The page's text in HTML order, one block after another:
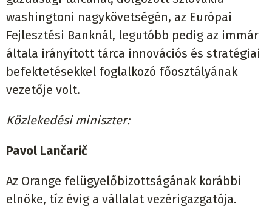
washingtoni nagykövetségén, az Európai
Fejlesztési Banknál, legutóbb pedig az immár
általa irányított tárca innovációs és stratégiai
befektetésekkel foglalkozó főosztályának
vezetője volt.
Közlekedési miniszter:
Pavol Lančarič
Az Orange felügyelőbizottságának korábbi
elnöke, tíz évig a vállalat vezérigazgatója.